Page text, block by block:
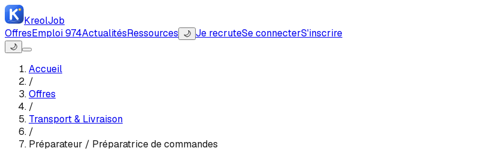
KreolJob
OffresEmploi 974ActualitésRessources 🌙 Je recruteSe connecterS'inscrire
🌙
Accueil
/
Offres
/
Transport & Livraison
/
Préparateur / Préparatrice de commandes